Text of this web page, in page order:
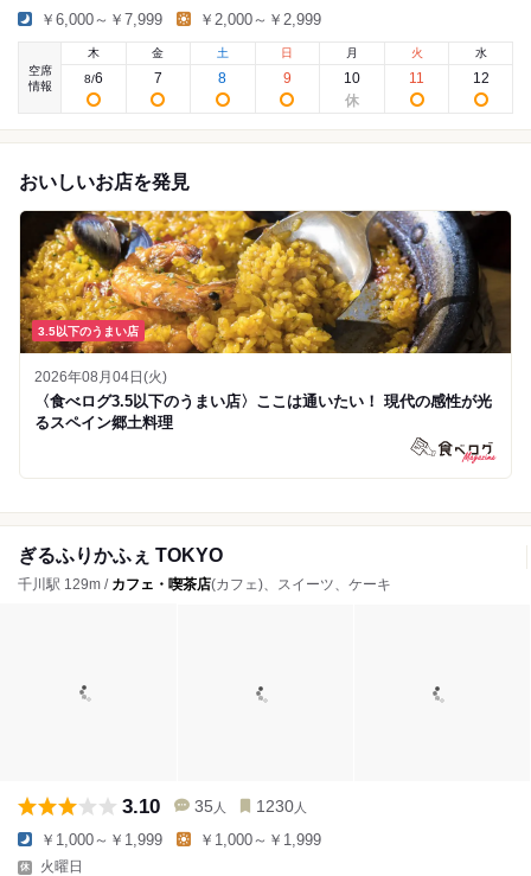
￥6,000～￥7,999 ￥2,000～￥2,999
空席
情報
木
8/6
金
7
土
8
日
9
月
10
火
11
水
12
おいしいお店を発見
3.5以下のうまい店
2026年08月04日(火)
〈食べログ3.5以下のうまい店〉ここは通いたい！ 現代の感性が光
るスペイン郷土料理
ぎるふりかふぇ TOKYO
千川駅 129m / カフェ・喫茶店(カフェ)、スイーツ、ケーキ
3.10 35 人 1230 人
￥1,000～￥1,999 ￥1,000～￥1,999
火曜日